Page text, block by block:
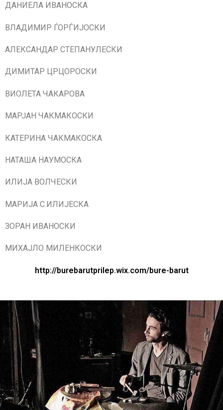
ДАНИЕЛА ИВАНОСКА
ВЛАДИМИР ЃОРЃИЈОСКИ
АЛЕКСАНДАР СТЕПАНУЛЕСКИ
ДИМИТАР ЦРЦОРОСКИ
ВИОЛЕТА ЧАКАРОВА
МАРЈАН ЧАКМАКОСКИ
КАТЕРИНА ЧАКМАКОСКА
НАТАША НАУМОСКА
ИЛИЈА ВОЛЧЕСКИ
МАРИЈА С.ИЛИЈЕСКА
ЗОРАН ИВАНОСКИ
МИХАЈЛО МИЛЕНКОСКИ
http://burebarutprilep.wix.com/bure-barut